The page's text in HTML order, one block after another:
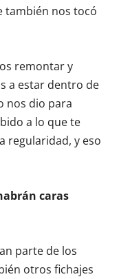
también nos tocó
remontar y
a estar dentro de
nos dio para
a lo que te
regularidad, y eso
caras
parte de los
otros fichajes